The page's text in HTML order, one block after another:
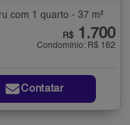
com 1 quarto - 37 m²
R$ 1.700
Condomínio: R$ 162
Contatar